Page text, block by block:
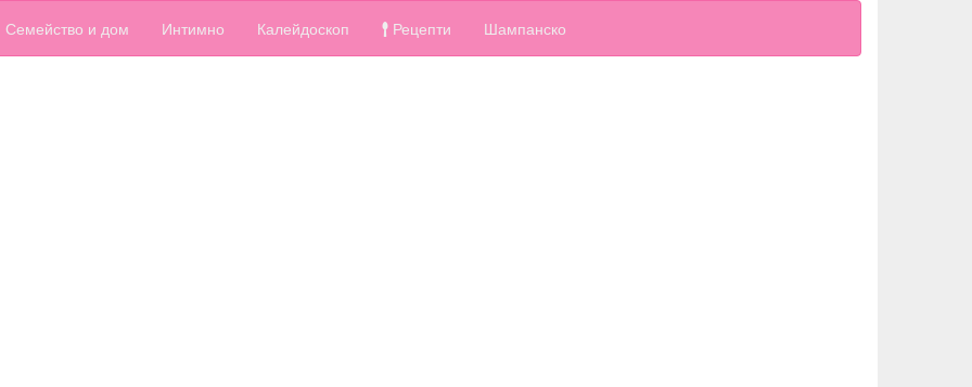
Семейство и дом Интимно Калейдоскоп Рецепти Шампанско